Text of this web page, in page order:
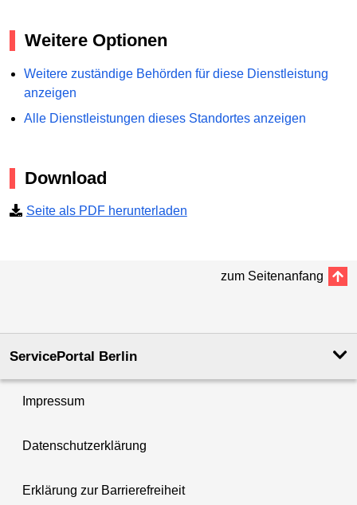
Weitere Optionen
Weitere zuständige Behörden für diese Dienstleistung
anzeigen
Alle Dienstleistungen dieses Standortes anzeigen
Download
Seite als PDF herunterladen
zum Seitenanfang
ServicePortal Berlin
Impressum
Datenschutzerklärung
Erklärung zur Barrierefreiheit